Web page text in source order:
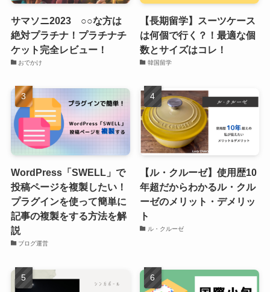
サマソニ2023 ○○な方は
絶対プラチナ！プラチナチ
ケット完全レビュー！
おでかけ
【長期留学】スーツケース
は何個で行く？！最適な個
数とサイズはコレ！
韓国留学
WordPress「SWELL」で
投稿ページを複製したい！
プラグインを使って簡単に
記事の複製をする方法を解
説
ブログ運営
【ル・クルーゼ】使用歴10
年超だからわかるル・クル
ーゼのメリット・デメリッ
ト
ル・クルーゼ